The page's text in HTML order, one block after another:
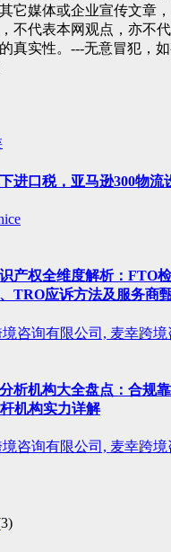
它媒体或企业宣传文章
不代表本网观点，亦不
真实性。---无意冒犯，
进口税，亚马逊300物流
产权全维度解析：FTO
TRO应诉方法及服务商
咨询有限公司, 麦幸跨境
析机构大全盘点：合规
机构实力详解
咨询有限公司, 麦幸跨境